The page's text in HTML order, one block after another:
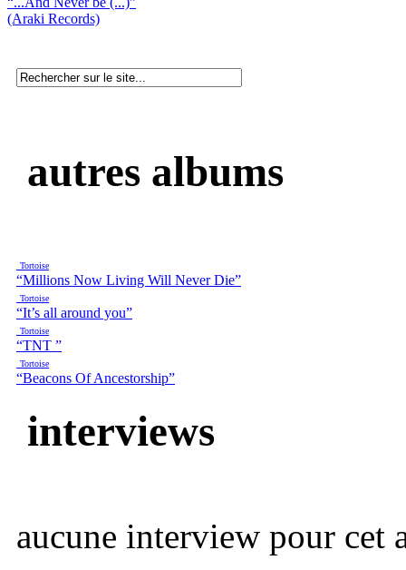
(Araki Records)
autres albums
Tortoise
“Millions Now Living Will Never Die”
Tortoise
“It’s all around you”
Tortoise
“TNT ”
Tortoise
“Beacons Of Ancestorship”
interviews
aucune interview pour cet